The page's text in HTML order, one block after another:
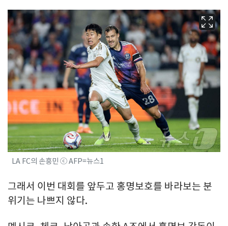
LA FC의 손흥민 ⓒ AFP=뉴스1
그래서 이번 대회를 앞두고 홍명보호를 바라보는 분
위기는 나쁘지 않다.